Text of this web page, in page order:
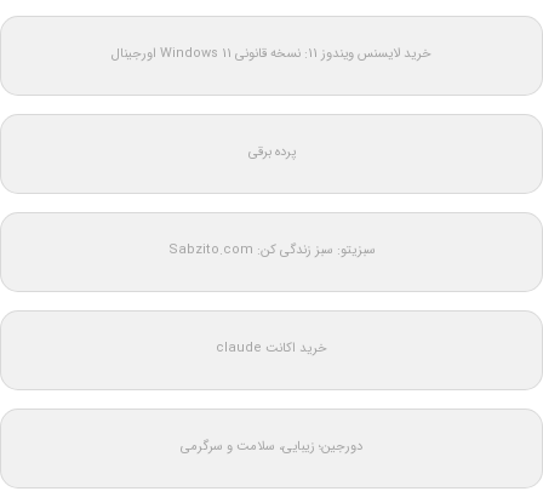
خرید لایسنس ویندوز 11: نسخه قانونی Windows 11 اورجینال
پرده برقی
سبزیتو: سبز زندگی کن: Sabzito.com
خرید اکانت claude
دورجین؛ زیبایی، سلامت و سرگرمی